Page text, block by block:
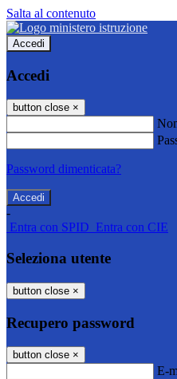
Salta al contenuto
Accedi
Accedi
button close ×
Password dimenticata?
-
Entra con SPID Entra con CIE
Seleziona utente
button close ×
Recupero password
button close ×
E-